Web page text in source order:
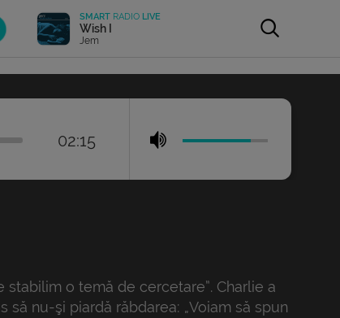
SMART RADIO LIVE
Wish I
Jem
02:15
o temă de cercetare”. Charlie a
să nu-şi piardă răbdarea: „Voiam să spun